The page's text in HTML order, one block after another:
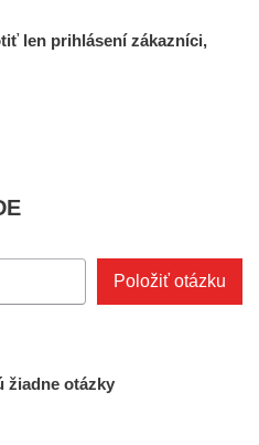
len prihlásení zákazníci,
Položiť otázku
žiadne otázky